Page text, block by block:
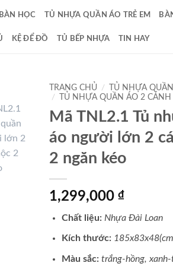
BÀN HỌC TỦ NHỰA QUẦN ÁO TRẺ EM
KỆ ĐỂ ĐỒ TỦ BẾP NHỰA TIN HAY
TRANG CHỦ /
TỦ NHỰA
/
TỦ NHỰA QUẦN ÁO 2
Mã TNL2.1 Tủ
áo người lớn 2
2 ngăn kéo
1,299,000 ₫
Chất liệu: Nhựa Đài Loan
Kích thước:
Màu sắc: trắng-hồng,